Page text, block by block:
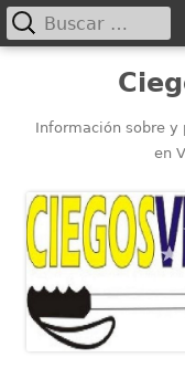
contenido
Información sobre y
en
Menú
principal